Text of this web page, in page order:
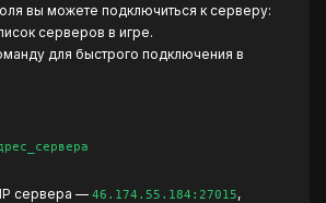
вы можете подключиться к серверу:
серверов в игре.
для быстрого подключения в
сервера — 46.174.55.184:27015,